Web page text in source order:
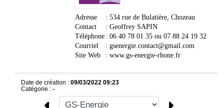
Adresse
: 534 rue de Bulatière, Chozeau
Contact
: Geoffrey SAPIN
Téléphone : 06 40 78 01 35 ou 07 88 24 19 32
Courriel
: gsenergie.contact@gmail.com
Site Web
: www.gs-energie-rhone.fr
Date de création : 09/03/2022 09:23
Catégorie : -